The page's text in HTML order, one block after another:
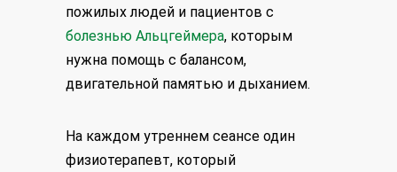
пожилых людей и пациентов с
болезнью Альцгеймера, которым
нужна помощь с балансом,
двигательной памятью и дыханием.
На каждом утреннем сеансе один
физиотерапевт, который